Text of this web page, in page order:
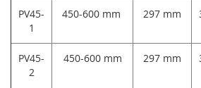
PV45-
1
450-600 mm 297 mm
PV45-
2
450-600 mm 297 mm